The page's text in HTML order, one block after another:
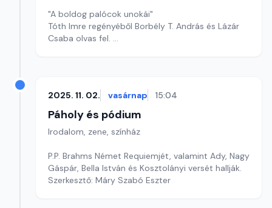
"A boldog palócok unokái"
Tóth Imre regényéből Borbély T. András és Lázár
Csaba olvas fel.
2025. 11. 02. vasárnap 15:04
Páholy és pódium
Irodalom, zene, színház
P.P. Brahms Német Requiemjét, valamint Ady, Nagy
Gáspár, Bella István és Kosztolányi versét hallják.
Szerkesztő: Máry Szabó Eszter